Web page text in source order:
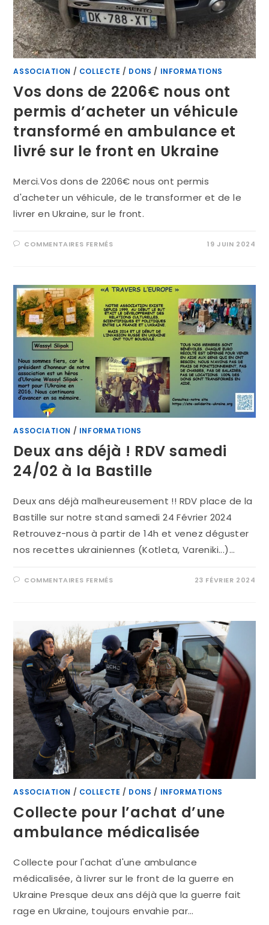
ASSOCIATION / COLLECTE / DONS / INFORMATIONS
Vos dons de 2206€ nous ont
permis d’acheter un véhicule
transformé en ambulance et
livré sur le front en Ukraine
Merci.Vos dons de 2206€ nous ont permis
d'acheter un véhicule, de le transformer et de le
livrer en Ukraine, sur le front.
COMMENTAIRES FERMÉS 19 JUIN 2024
ASSOCIATION / INFORMATIONS
Deux ans déjà ! RDV samedi
24/02 à la Bastille
Deux ans déjà malheureusement !! RDV place de la
Bastille sur notre stand samedi 24 Février 2024
Retrouvez-nous à partir de 14h et venez déguster
nos recettes ukrainiennes (Kotleta, Vareniki...)…
COMMENTAIRES FERMÉS 23 FÉVRIER 2024
ASSOCIATION / COLLECTE / DONS / INFORMATIONS
Collecte pour l’achat d’une
ambulance médicalisée
Collecte pour l'achat d'une ambulance
médicalisée, à livrer sur le front de la guerre en
Ukraine Presque deux ans déjà que la guerre fait
rage en Ukraine, toujours envahie par…